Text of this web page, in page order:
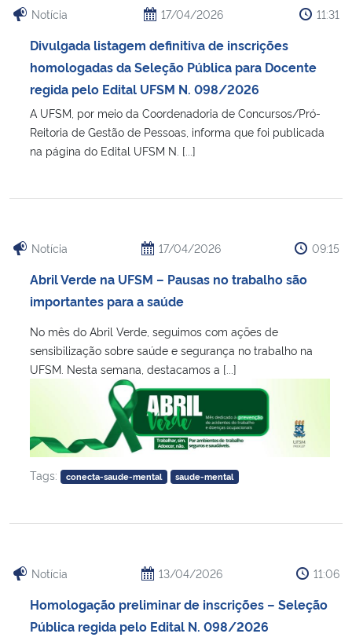
Notícia 17/04/2026 11:31
Divulgada listagem definitiva de inscrições
homologadas da Seleção Pública para Docente
regida pelo Edital UFSM N. 098/2026
A UFSM, por meio da Coordenadoria de Concursos/Pró-
Reitoria de Gestão de Pessoas, informa que foi publicada
na página do Edital UFSM N. [...]
Notícia 17/04/2026 09:15
Abril Verde na UFSM – Pausas no trabalho são
importantes para a saúde
No mês do Abril Verde, seguimos com ações de
sensibilização sobre saúde e segurança no trabalho na
UFSM. Nesta semana, destacamos a [...]
Tags: conecta-saude-mental saude-mental
Notícia 13/04/2026 11:06
Homologação preliminar de inscrições – Seleção
Pública regida pelo Edital N. 098/2026